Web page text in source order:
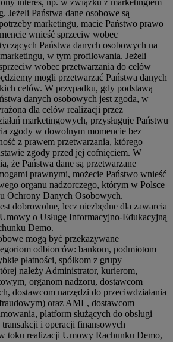
Jeżeli Państwa dane osobowe są
marketingu, macie Państwo prawo
wnieść sprzeciw wobec
Państwa danych osobowych na
w tym profilowania. Jeżeli
wobec przetwarzania do celów
mogli przetwarzać Państwa danych
celów. W przypadku, gdy podstawą
danych osobowych jest zgoda, w
dla celów realizacji przez
marketingowych, przysługuje Państwu
zgody w dowolnym momencie bez
z prawem przetwarzania, którego
zgody przed jej cofnięciem. W
że Państwa dane są przetwarzane
prawnymi, możecie Państwo wnieść
organu nadzorczego, którym w Polsce
Ochrony Danych Osobowych.
dobrowolne, lecz niezbędne dla zawarcia
o Usługę Informacyjno-Edukacyjną
Demo.
mogą być przekazywane
odbiorców: bankom, podmiotom
płatności, spółkom z grupy
należy Administrator, kurierom,
organom nadzoru, dostawcom
dostawcom narzędzi do przeciwdziałania
oraz AML, dostawcom
platform służących do obsługi
i operacji finansowych
toku realizacji Umowy Rachunku Demo,